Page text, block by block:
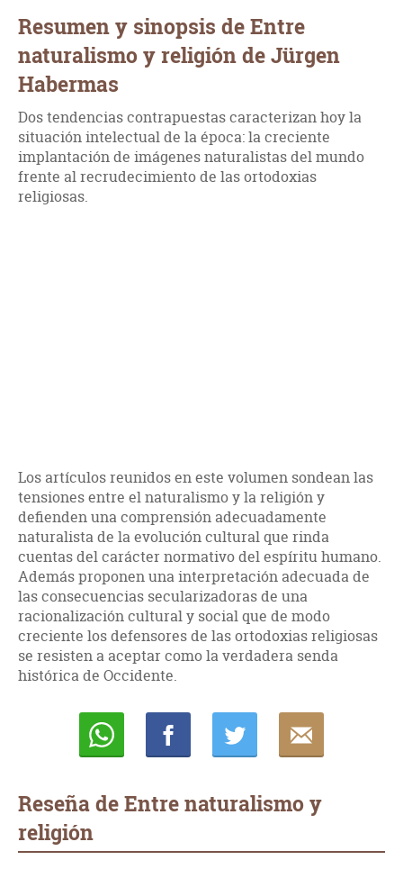
Resumen y sinopsis de Entre
naturalismo y religión de Jürgen
Habermas
Dos tendencias contrapuestas caracterizan hoy la
situación intelectual de la época: la creciente
implantación de imágenes naturalistas del mundo
frente al recrudecimiento de las ortodoxias
religiosas.
Los artículos reunidos en este volumen sondean las
tensiones entre el naturalismo y la religión y
defienden una comprensión adecuadamente
naturalista de la evolución cultural que rinda
cuentas del carácter normativo del espíritu humano.
Además proponen una interpretación adecuada de
las consecuencias secularizadoras de una
racionalización cultural y social que de modo
creciente los defensores de las ortodoxias religiosas
se resisten a aceptar como la verdadera senda
histórica de Occidente.
Reseña de Entre naturalismo y
religión